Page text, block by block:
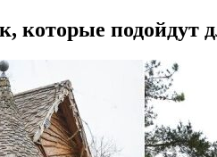
которые подойдут